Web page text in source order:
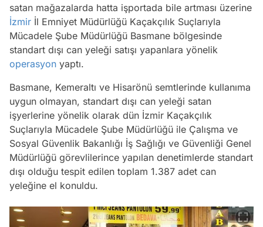
satan mağazalarda hatta işportada bile artması üzerine
İzmir İl Emniyet Müdürlüğü Kaçakçılık Suçlarıyla
Mücadele Şube Müdürlüğü Basmane bölgesinde
standart dışı can yeleği satışı yapanlara yönelik
operasyon yaptı.
Basmane, Kemeraltı ve Hisarönü semtlerinde kullanıma
uygun olmayan, standart dışı can yeleği satan
işyerlerine yönelik olarak dün İzmir Kaçakçılık
Suçlarıyla Mücadele Şube Müdürlüğü ile Çalışma ve
Sosyal Güvenlik Bakanlığı İş Sağlığı ve Güvenliği Genel
Müdürlüğü görevlilerince yapılan denetimlerde standart
dışı olduğu tespit edilen toplam 1.387 adet can
yeleğine el konuldu.